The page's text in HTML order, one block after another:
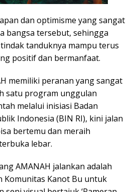
dan optimisme yang sangat
bangsa tersebut, sehingga
tanduknya mampu terus
positif dan bermanfaat.
memiliki peranan yang sangat
satu program unggulan
melalui inisiasi Badan
Indonesia (BIN RI), kini jalan
bertemu dan meraih
lebar.
AMANAH jalankan adalah
Komunitas Kanot Bu untuk